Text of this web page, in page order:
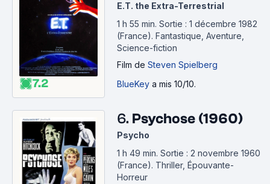
7.2
E.T. the Extra-Terrestrial
1 h 55 min. Sortie : 1 décembre 1982
(France). Fantastique, Aventure,
Science-fiction
Film de Steven Spielberg
BlueKey a mis 10/10.
6. Psychose (1960)
Psycho
1 h 49 min. Sortie : 2 novembre 1960
(France). Thriller, Épouvante-
Horreur